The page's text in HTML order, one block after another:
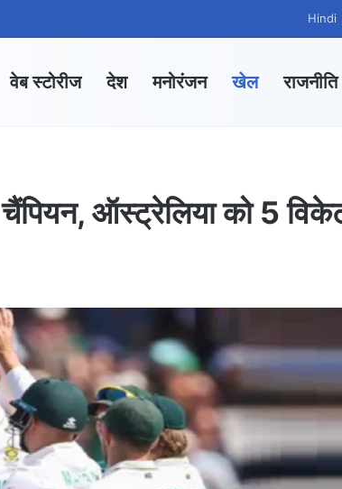
Hindi
वेब स्टोरीज देश मनोरंजन खेल राजनीति
ऑस्ट्रेलिया को 5